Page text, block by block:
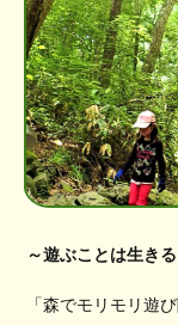
～遊ぶことは生き
「森でモリモリ遊